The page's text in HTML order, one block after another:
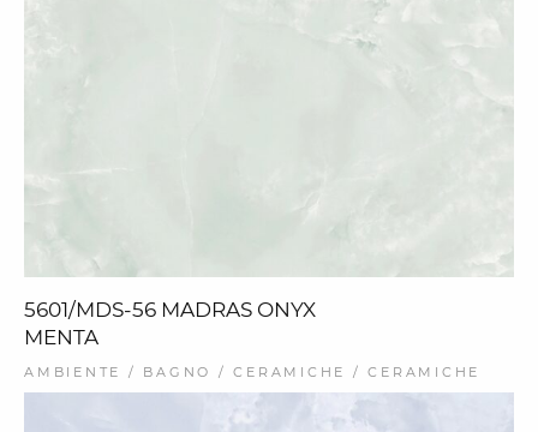
5601/MDS-56 MADRAS ONYX
MENTA
AMBIENTE / BAGNO / CERAMICHE / CERAMICHE